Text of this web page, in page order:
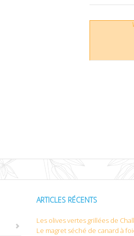
ARTICLES RÉCENTS
Les olives vertes grillées de
Le magret séché de canard à